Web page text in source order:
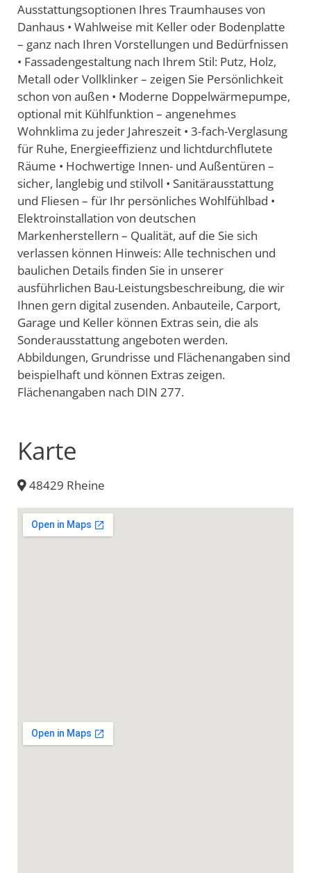
Ausstattungsoptionen Ihres Traumhauses von
Danhaus • Wahlweise mit Keller oder Bodenplatte
– ganz nach Ihren Vorstellungen und Bedürfnissen
• Fassadengestaltung nach Ihrem Stil: Putz, Holz,
Metall oder Vollklinker – zeigen Sie Persönlichkeit
schon von außen • Moderne Doppelwärmepumpe,
optional mit Kühlfunktion – angenehmes
Wohnklima zu jeder Jahreszeit • 3-fach-Verglasung
für Ruhe, Energieeffizienz und lichtdurchflutete
Räume • Hochwertige Innen- und Außentüren –
sicher, langlebig und stilvoll • Sanitärausstattung
und Fliesen – für Ihr persönliches Wohlfühlbad •
Elektroinstallation von deutschen
Markenherstellern – Qualität, auf die Sie sich
verlassen können Hinweis: Alle technischen und
baulichen Details finden Sie in unserer
ausführlichen Bau-Leistungsbeschreibung, die wir
Ihnen gern digital zusenden. Anbauteile, Carport,
Garage und Keller können Extras sein, die als
Sonderausstattung angeboten werden.
Abbildungen, Grundrisse und Flächenangaben sind
beispielhaft und können Extras zeigen.
Flächenangaben nach DIN 277.
Karte
48429 Rheine